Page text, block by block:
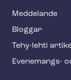
Meddelande
Bloggar
Tehy-lehti
Evenemangs-